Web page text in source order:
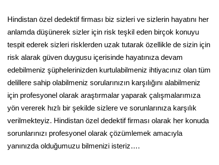
Hindistan özel dedektif firması biz sizleri ve sizlerin hayatını her
anlamda düşünerek sizler için risk teşkil eden birçok konuyu
tespit ederek sizleri risklerden uzak tutarak özellikle de sizin için
risk alarak güven duygusu içerisinde hayatınıza devam
edebilmeniz şüphelerinizden kurtulabilmeniz ihtiyacınız olan tüm
delillere sahip olabilmeniz sorularınızın karşılığını alabilmeniz
için profesyonel olarak araştırmalar yaparak çalışmalarımıza
yön vererek hızlı bir şekilde sizlere ve sorunlarınıza karşılık
verilmekteyiz. Hindistan özel dedektif firması olarak her konuda
sorunlarınızı profesyonel olarak çözümlemek amacıyla
yanınızda olduğumuzu bilmenizi isteriz….